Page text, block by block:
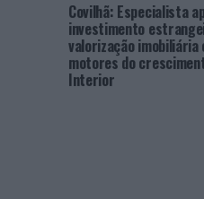
Covilhã: Especialista
investimento
valorização imobiliária
motores do
Interior